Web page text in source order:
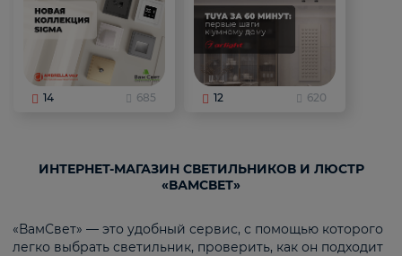
14 685 12 620
ИНТЕРНЕТ-МАГАЗИН СВЕТИЛЬНИКОВ И ЛЮСТР
«ВАМСВЕТ»
«ВамСвет» — это удобный сервис, с помощью которого
легко выбрать светильник, проверить, как он подходит